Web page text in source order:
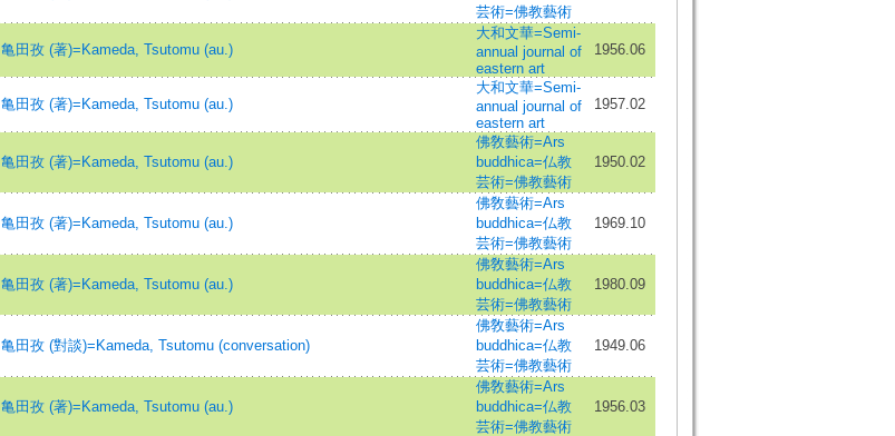
芸術=佛教藝術
亀田孜 (著)=Kameda, Tsutomu (au.)
大和文華=Semi-
annual journal of
eastern art
1956.06
亀田孜 (著)=Kameda, Tsutomu (au.)
大和文華=Semi-
annual journal of
eastern art
1957.02
亀田孜 (著)=Kameda, Tsutomu (au.)
佛敎藝術=Ars
buddhica=仏教
芸術=佛教藝術
1950.02
亀田孜 (著)=Kameda, Tsutomu (au.)
佛敎藝術=Ars
buddhica=仏教
芸術=佛教藝術
1969.10
亀田孜 (著)=Kameda, Tsutomu (au.)
佛敎藝術=Ars
buddhica=仏教
芸術=佛教藝術
1980.09
亀田孜 (對談)=Kameda, Tsutomu (conversation)
佛敎藝術=Ars
buddhica=仏教
芸術=佛教藝術
1949.06
亀田孜 (著)=Kameda, Tsutomu (au.)
佛敎藝術=Ars
buddhica=仏教
芸術=佛教藝術
1956.03